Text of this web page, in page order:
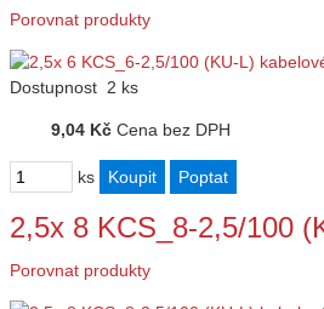
Porovnat produkty
Dostupnost 2 ks
9,04 Kč Cena bez DPH
ks
2,5x 8 KCS_8-2,5/100
Porovnat produkty